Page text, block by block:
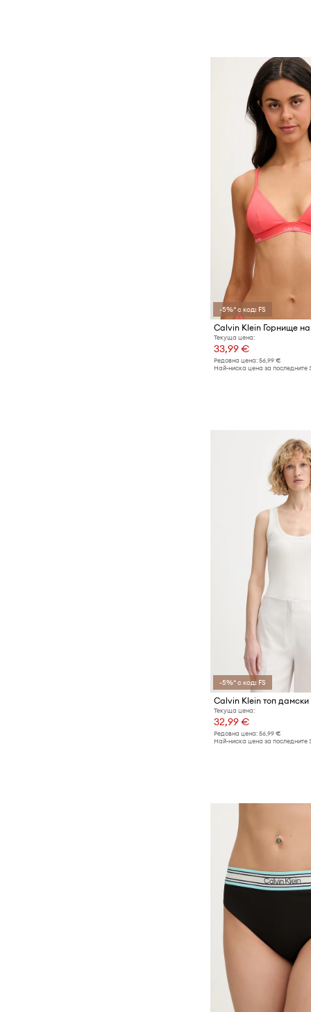
-5%* с код: FS
Calvin Klein Горнище
Текуща цена:
33,99 €
Редовна цена: 56,99 €
Най-ниска цена за последните
-5%* с код: FS
Текуща цена:
32,99 €
Редовна цена: 56,99 €
Най-ниска цена за последните